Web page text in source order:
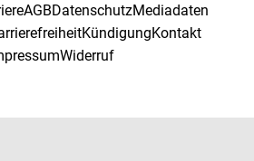
AGBDatenschutzMediadaten
KündigungKontakt
Widerruf